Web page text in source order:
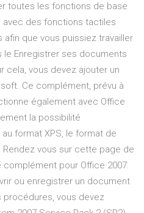
toutes les fonctions de base
avec des fonctions tactiles
que vous puissiez travailler
le Enregistrer ses documents
cela, vous devez ajouter un
Ce complément, prévu à
également avec Office
la possibilité
format XPS, le format de
Rendez vous sur cette page de
pour Office 2007.
ou enregistrer un document
procédures, vous devez